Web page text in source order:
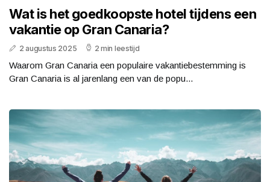
Wat is het goedkoopste hotel tijdens een
vakantie op Gran Canaria?
2 augustus 2025 2 min leestijd
Waarom Gran Canaria een populaire vakantiebestemming is
Gran Canaria is al jarenlang een van de popu...